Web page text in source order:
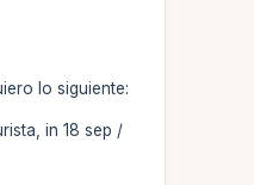
lo siguiente:
in 18 sep /